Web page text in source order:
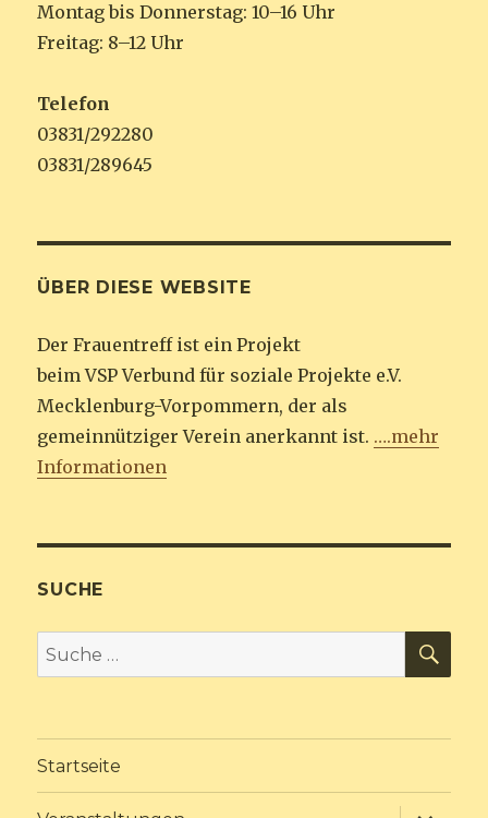
Montag bis Donnerstag: 10–16 Uhr
Freitag: 8–12 Uhr
Telefon
03831/292280
03831/289645
ÜBER DIESE WEBSITE
Der Frauentreff ist ein Projekt
beim VSP Verbund für soziale Projekte e.V.
Mecklenburg-Vorpommern, der als
gemeinnütziger Verein anerkannt ist. ….mehr
Informationen
SUCHE
Suche
nach:
Startseite